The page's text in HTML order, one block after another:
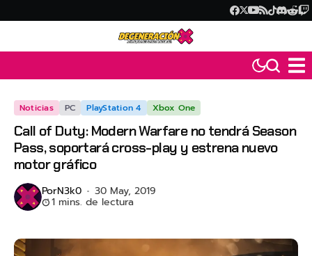
Noticias PC PlayStation 4 Xbox One
Call of Duty: Modern Warfare no tendrá Season
Pass, soportará cross-play y estrena nuevo
motor gráfico
PorN3k0 30 May, 2019
1 mins. de lectura